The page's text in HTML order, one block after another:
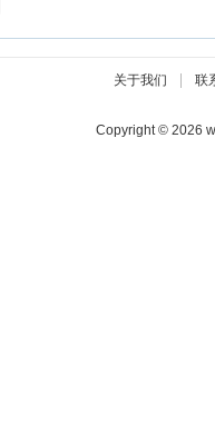
关于我们 联
Copyright © 2026